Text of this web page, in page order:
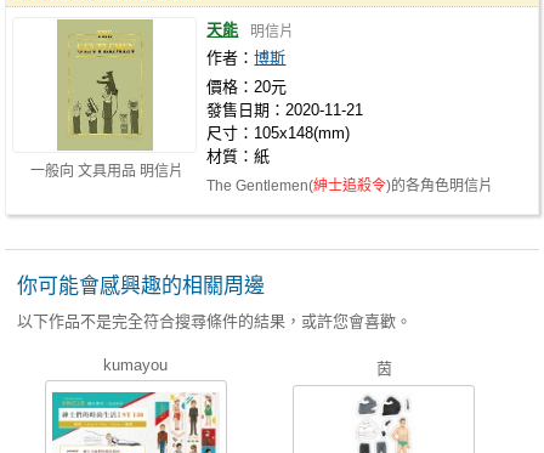
一般向 文具用品 明信片
天能 明信片
作者：博斯
價格：20元
發售日期：2020-11-21
尺寸：105x148(mm)
材質：紙
The Gentlemen(紳士追殺令)的各角色明信片
你可能會感興趣的相關周邊
以下作品不是完全符合搜尋條件的結果，或許您會喜歡。
kumayou 茵